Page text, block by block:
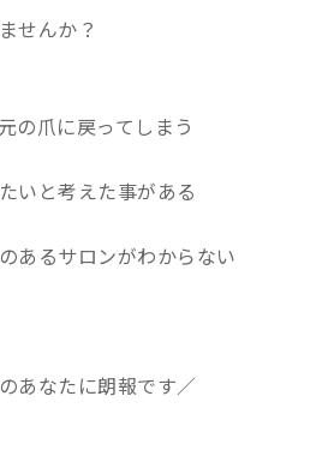
せんか？
の爪に戻ってしまう
いと考えた事がある
あるサロンがわからない
あなたに朗報です／